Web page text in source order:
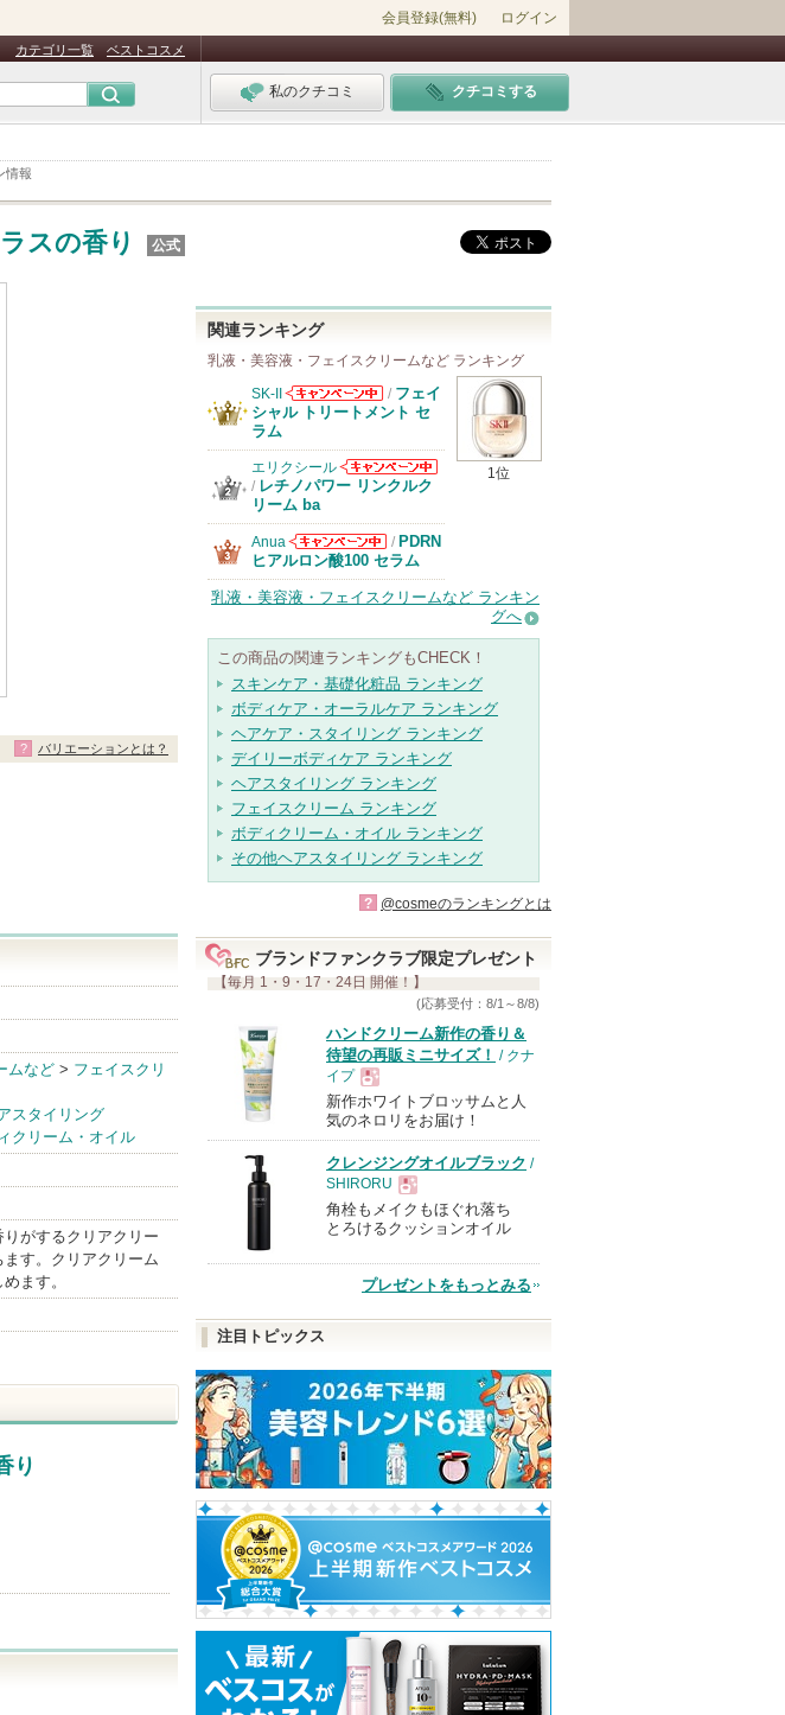
情報
会員登録(無料) ログイン
カテゴリ一覧 ベストコスメ
私のクチコミ クチコミする
スの香り 公式
バリエーションとは？
ムなど > フェイスクリ
スタイリング
クリーム・オイル
がするクリアクリー
す。クリアクリーム
ます。
り
関連ランキング
乳液・美容液・フェイスクリームなど ランキング
1位
SK-II
SK-IIからのお
/ フェイ
シャル トリートメント セ
ラム
エリクシール
エリクシールか
/ レチノパワー リンクルク
リーム ba
Anua
Anuaからのお
知らせがありま
す
/ PDRN
ヒアルロン酸100 セラム
乳液・美容液・フェイスクリームなど ランキン
グへ
この商品の関連ランキングもCHECK！
スキンケア・基礎化粧品 ランキング
ボディケア・オーラルケア ランキング
ヘアケア・スタイリング ランキング
デイリーボディケア ランキング
ヘアスタイリング ランキング
フェイスクリーム ランキング
ボディクリーム・オイル ランキング
その他ヘアスタイリング ランキング
? @cosmeのランキングとは
ブランドファンクラブ限定プレゼント
【毎月 1・9・17・24日 開催！】
(応募受付：8/1～8/8)
ハンドクリーム新作の香り＆
待望の再販ミニサイズ！ / クナ
イプ
現
品
新作ホワイトブロッサムと人
気のネロリをお届け！
クレンジングオイルブラック /
SHIRORU
現
品
角栓もメイクもほぐれ落ち
とろけるクッションオイル
プレゼントをもっとみる
注目トピックス